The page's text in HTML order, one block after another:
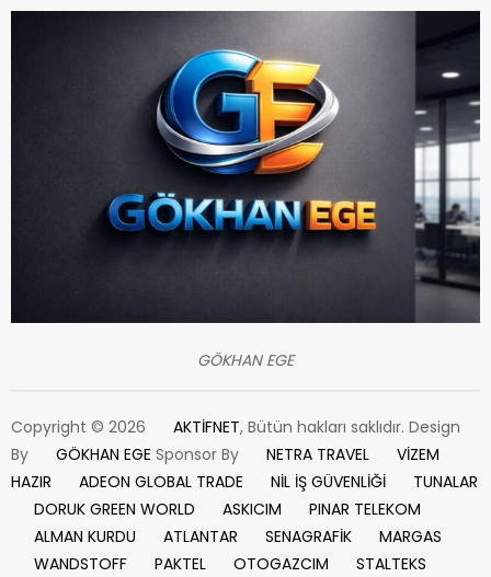
GÖKHAN EGE
Copyright © 2026 AKTİFNET, Bütün hakları saklıdır. Design
By
GÖKHAN EGE Sponsor By NETRA TRAVEL
VİZEM
HAZIR
ADEON GLOBAL TRADE NİL İŞ GÜVENLİĞİ
TUNALAR
DORUK GREEN WORLD
ASKICIM
PINAR TELEKOM
ALMAN KURDU
ATLANTAR SENAGRAFİK
MARGAS
WANDSTOFF
PAKTEL OTOGAZCIM
STALTEKS